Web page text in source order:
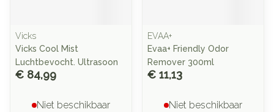
Vicks
Vicks Cool Mist
Luchtbevocht. Ultrasoon
€ 84,99
Niet beschikbaar
EVAA+
Evaa+ Friendly Odor
Remover 300ml
€ 11,13
Niet beschikbaar